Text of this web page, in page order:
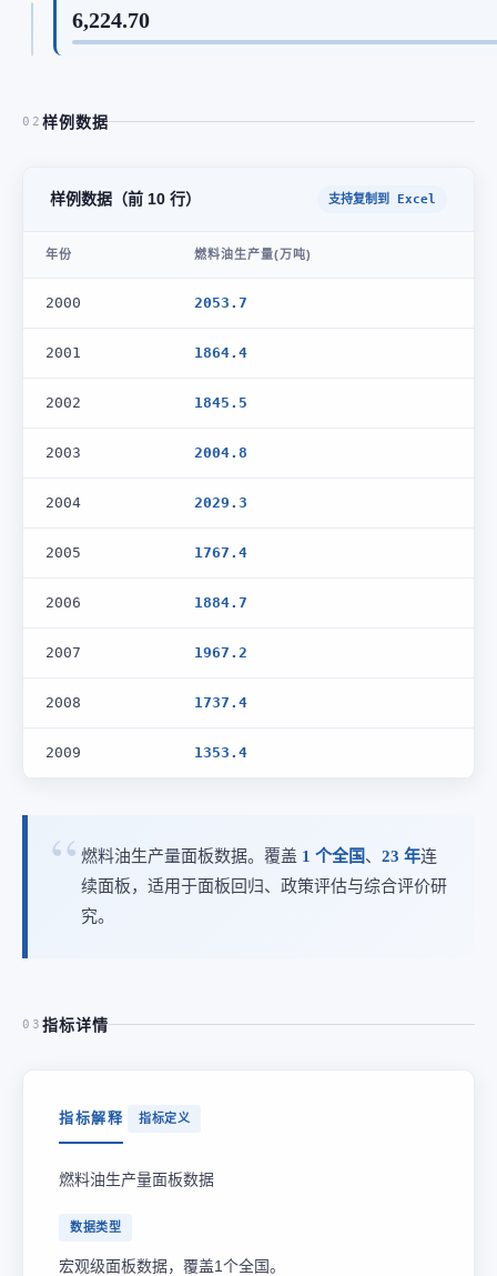
6,224.70
02 样例数据
样例数据（前 10 行） 支持复制到 Excel
年份 燃料油生产量(万吨)
2000 2053.7
2001 1864.4
2002 1845.5
2003 2004.8
2004 2029.3
2005 1767.4
2006 1884.7
2007 1967.2
2008 1737.4
2009 1353.4
燃料油生产量面板数据。覆盖 1 个全国、 23 年连
续面板，适用于面板回归、政策评估与综合评价研
究。
03 指标详情
指标解释 指标定义
燃料油生产量面板数据
数据类型
宏观级面板数据，覆盖1个全国。